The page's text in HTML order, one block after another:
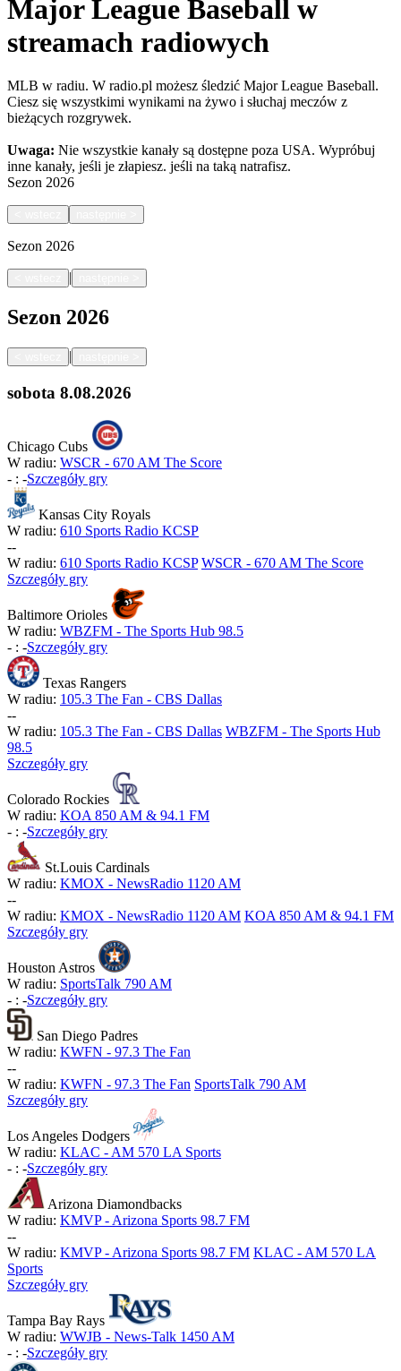
Major League Baseball w
streamach radiowych
MLB w radiu. W radio.pl możesz śledzić Major League Baseball.
Ciesz się wszystkimi wynikami na żywo i słuchaj meczów z
bieżących rozgrywek.
Uwaga: Nie wszystkie kanały są dostępne poza USA. Wypróbuj
inne kanały, jeśli je złapiesz. jeśli na taką natrafisz.
Sezon 2026
Sezon 2026
|
Sezon 2026
|
sobota 8.08.2026
Chicago Cubs
W radiu: WSCR - 670 AM The Score
- : -Szczegóły gry
Kansas City Royals
W radiu: 610 Sports Radio KCSP
--
W radiu: 610 Sports Radio KCSP WSCR - 670 AM The Score
Szczegóły gry
Baltimore Orioles
W radiu: WBZFM - The Sports Hub 98.5
- : -Szczegóły gry
Texas Rangers
W radiu: 105.3 The Fan - CBS Dallas
--
W radiu: 105.3 The Fan - CBS Dallas WBZFM - The Sports Hub
98.5
Szczegóły gry
Colorado Rockies
W radiu: KOA 850 AM & 94.1 FM
- : -Szczegóły gry
St.Louis Cardinals
W radiu: KMOX - NewsRadio 1120 AM
--
W radiu: KMOX - NewsRadio 1120 AM KOA 850 AM & 94.1 FM
Szczegóły gry
Houston Astros
W radiu: SportsTalk 790 AM
- : -Szczegóły gry
San Diego Padres
W radiu: KWFN - 97.3 The Fan
--
W radiu: KWFN - 97.3 The Fan SportsTalk 790 AM
Szczegóły gry
Los Angeles Dodgers
W radiu: KLAC - AM 570 LA Sports
- : -Szczegóły gry
Arizona Diamondbacks
W radiu: KMVP - Arizona Sports 98.7 FM
--
W radiu: KMVP - Arizona Sports 98.7 FM KLAC - AM 570 LA
Sports
Szczegóły gry
Tampa Bay Rays
W radiu: WWJB - News-Talk 1450 AM
- : -Szczegóły gry